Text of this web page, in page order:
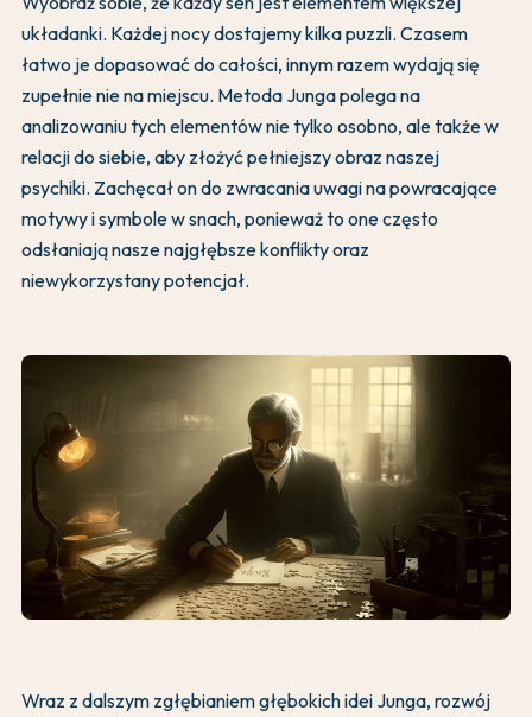
układanki. Każdej nocy dostajemy kilka puzzli. Czasem
łatwo je dopasować do całości, innym razem wydają się
zupełnie nie na miejscu. Metoda Junga polega na
analizowaniu tych elementów nie tylko osobno, ale także w
relacji do siebie, aby złożyć pełniejszy obraz naszej
psychiki. Zachęcał on do zwracania uwagi na powracające
motywy i symbole w snach, ponieważ to one często
odsłaniają nasze najgłębsze konflikty oraz
niewykorzystany potencjał.
Wraz z dalszym zgłębianiem głębokich idei Junga, rozwój